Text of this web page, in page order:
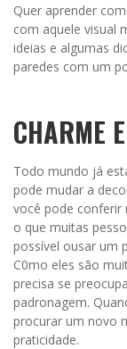
Quer aprender
com aquele visual
ideias e algumas
paredes com um
CHARME
Todo mundo já
pode mudar a
você pode conferir
o que muitas
possível ousar um
C0mo eles são
precisa se
padronagem.
procurar um novo
praticidade.